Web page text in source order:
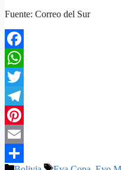
Fuente: Correo del Sur
Facebook
WhatsApp
Twitter
Telegram
Pinterest
Email
CategoríasEtiquetas